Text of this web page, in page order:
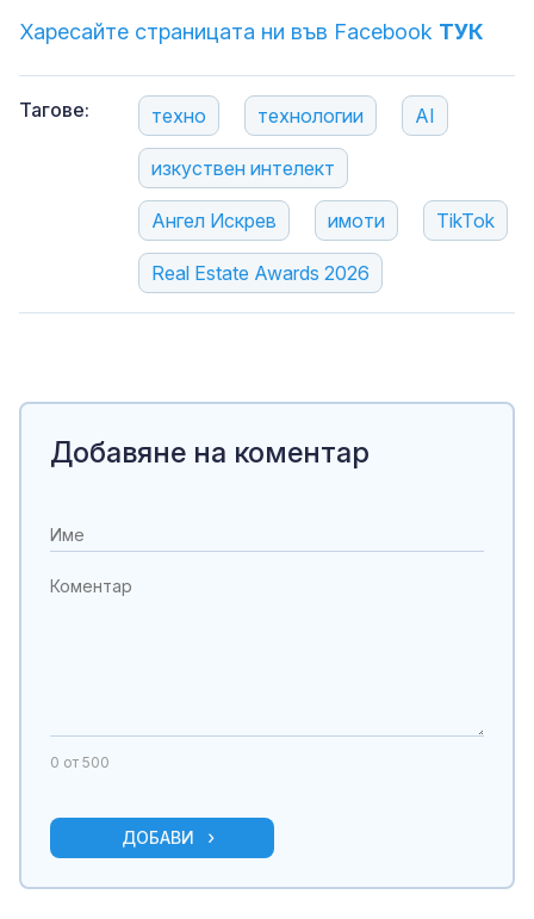
Харесайте страницата ни във Facebook ТУК
Тагове: техно технологии AI
изкуствен интелект
Ангел Искрев имоти TikTok
Real Estate Awards 2026
Добавяне на коментар
0 от 500
ДОБАВИ